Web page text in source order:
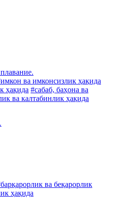
ва имконсизлик ҳақида
ҳақида #сабаб, баҳона ва
ва калтабинлик ҳақида
ва беқарорлик
ҳақида